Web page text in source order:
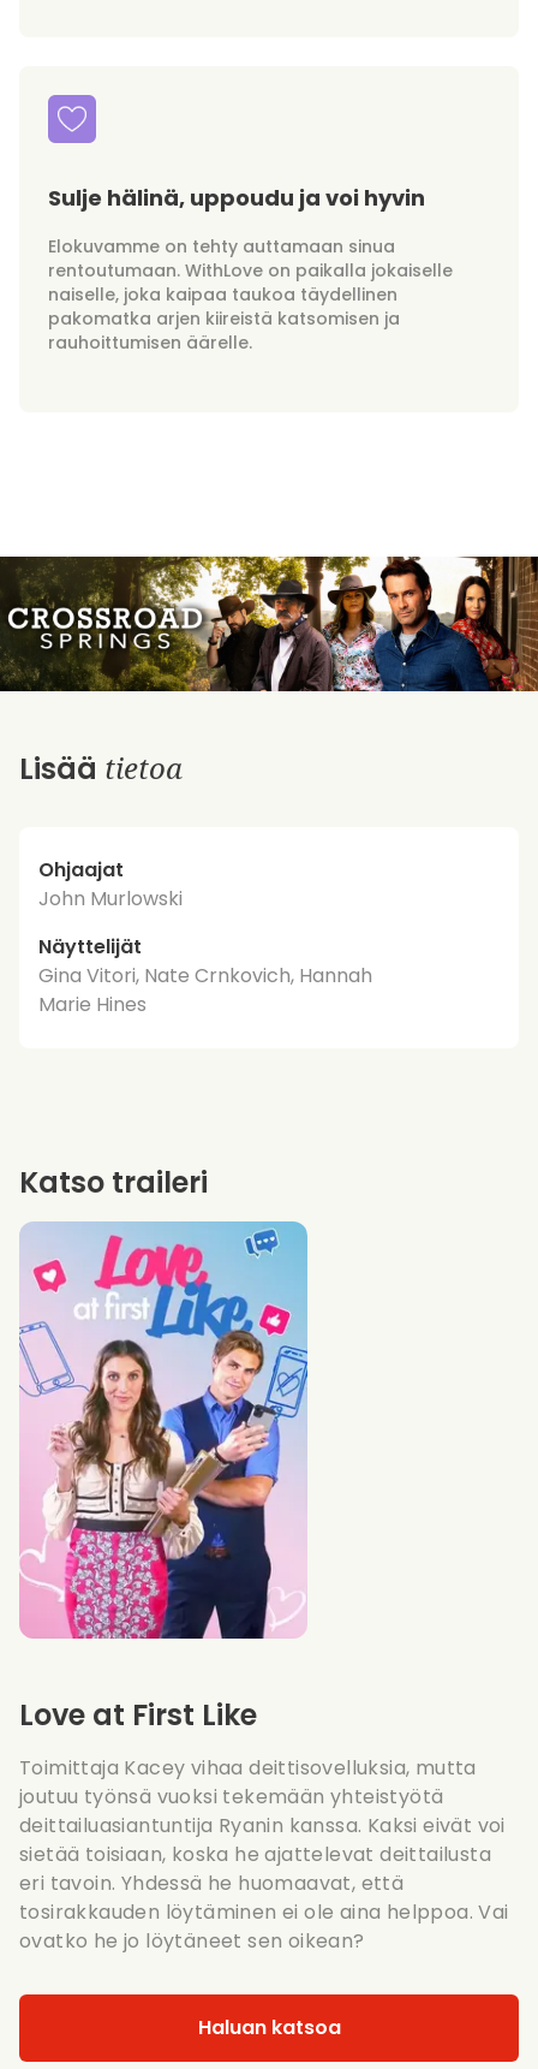
Sulje hälinä, uppoudu ja voi hyvin
Elokuvamme on tehty auttamaan sinua
rentoutumaan. WithLove on paikalla jokaiselle
naiselle, joka kaipaa taukoa täydellinen
pakomatka arjen kiireistä katsomisen ja
rauhoittumisen äärelle.
Lisää tietoa
Ohjaajat
John Murlowski
Näyttelijät
Gina Vitori, Nate Crnkovich, Hannah
Marie Hines
Love at First Like
Toimittaja Kacey vihaa deittisovelluksia, mutta
joutuu työnsä vuoksi tekemään yhteistyötä
deittailuasiantuntija Ryanin kanssa. Kaksi eivät voi
sietää toisiaan, koska he ajattelevat deittailusta
eri tavoin. Yhdessä he huomaavat, että
tosirakkauden löytäminen ei ole aina helppoa. Vai
ovatko he jo löytäneet sen oikean?
Haluan katsoa
Katso traileri